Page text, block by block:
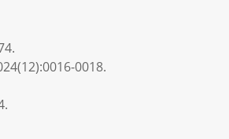
0018.